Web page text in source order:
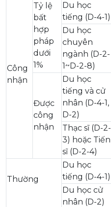
Công
nhận
Tỷ lệ
bất
hợp
pháp
dưới
1%
Du học
tiếng (D-4-1)
Du học
chuyên
ngành (D-2-
1~D-2-8)
Được
công
nhận
Du học
tiếng và cử
nhân (D-4-1,
D-2)
Thạc sĩ (D-2-
3) hoặc Tiến
sĩ (D-2-4)
Thường
Du học
tiếng (D-4-1)
Du học cử
nhân (D-2)